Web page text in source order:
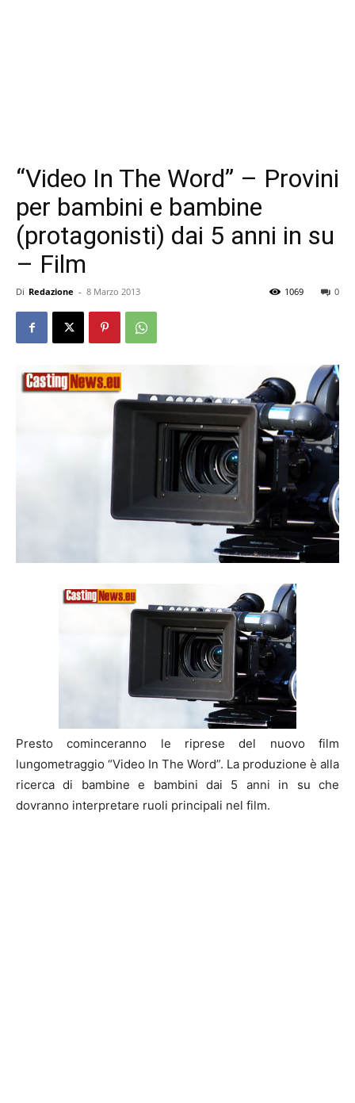
“Video In The Word” – Provini
per bambini e bambine
(protagonisti) dai 5 anni in su
– Film
Di Redazione - 8 Marzo 2013 0
1069
Presto cominceranno le riprese del nuovo film
lungometraggio “Video In The Word”. La produzione è alla
ricerca di bambine e bambini dai 5 anni in su che
dovranno interpretare ruoli principali nel film.